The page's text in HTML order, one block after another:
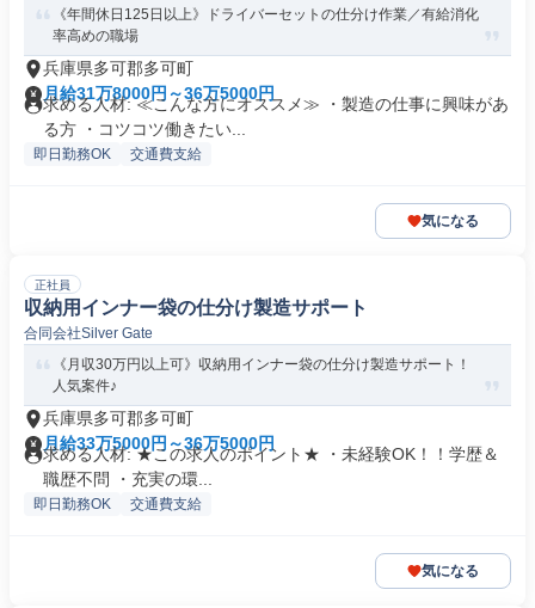
《年間休日125日以上》ドライバーセットの仕分け作業／有給消化
率高めの職場
兵庫県多可郡多可町
月給31万8000円～36万5000円
求める人材: ≪こんな方にオススメ≫ ・製造の仕事に興味があ
る方 ・コツコツ働きたい...
即日勤務OK 交通費支給
気になる
正社員
収納用インナー袋の仕分け製造サポート
合同会社Silver Gate
《月収30万円以上可》収納用インナー袋の仕分け製造サポート！
人気案件♪
兵庫県多可郡多可町
月給33万5000円～36万5000円
求める人材: ★この求人のポイント★ ・未経験OK！！学歴＆
職歴不問 ・充実の環...
即日勤務OK 交通費支給
気になる